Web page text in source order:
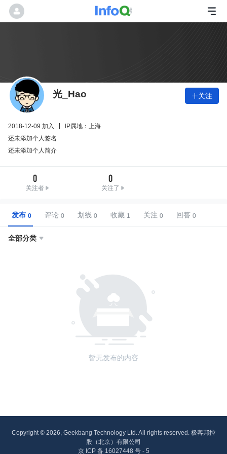
光_Hao 关注
2018-12-09 加入
IP属地：上海
还未添加个人签名
还未添加个人简介
0
关注者
0
关注了
发布 评论 划线 收藏 关注 回答
全部分类 
暂无发布的内容
Copyright © 2026, Geekbang Technology Ltd. All rights reserved. 极客邦控
股（北京）有限公司
京 ICP 备 16027448 号 - 5